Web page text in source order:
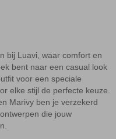
bij Luavi, waar comfort en
bent naar een casual look
voor een speciale
elke stijl de perfecte keuze.
Marivy ben je verzekerd
die jouw